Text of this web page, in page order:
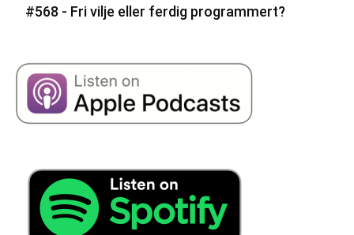
#568 - Fri vilje eller ferdig programmert?